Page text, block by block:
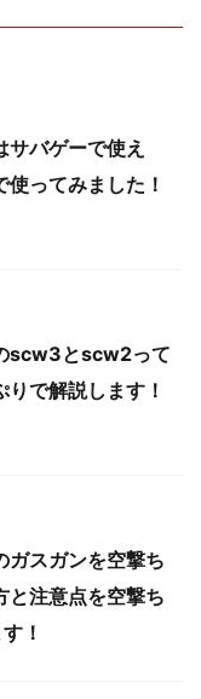
サバゲーで使え
ってみました！
scw3とscw2って
で解説します！
ガスガンを空撃ち
と注意点を空撃ち
！